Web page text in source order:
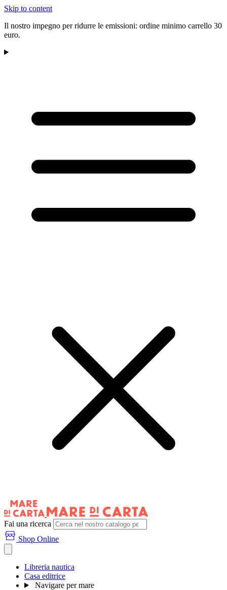
Skip to content
Il nostro impegno per ridurre le emissioni: ordine minimo carrello 30
euro.
Fai una ricerca
Shop Online
Libreria nautica
Casa editrice
Navigare per mare